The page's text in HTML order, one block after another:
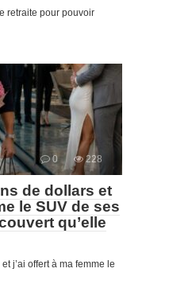
retraite pour pouvoir
0 228
de dollars et
le SUV de ses
qu’elle
j’ai offert à ma femme le